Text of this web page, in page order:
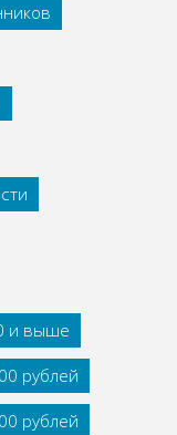
и выше
рублей
рублей